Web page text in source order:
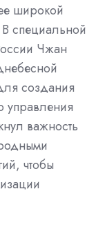
широкой
специальной
Чжан
создания
управления
важность
чтобы